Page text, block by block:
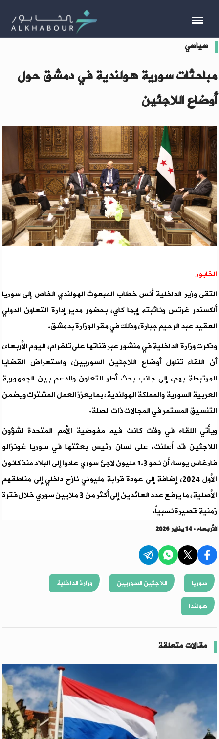
سياسي
مباحثات سورية هولندية في دمشق حول
أوضاع اللاجئين
الخابور
التقى وزير الداخلية أنس خطاب المبعوث الهولندي الخاص إلى سوريا
ألكسندر غرتس ونائبته إيما كاي، بحضور مدير إدارة التعاون الدولي
العقيد عبد الرحيم جبارة، وذلك في مقر الوزارة بدمشق.
وذكرت وزارة الداخلية في منشور عبر قناتها على تلغرام، اليوم الأربعاء،
أن اللقاء تناول أوضاع اللاجئين السوريين، واستعراض القضايا
المرتبطة بهم، إلى جانب بحث أطر التعاون والدعم بين الجمهورية
العربية السورية والمملكة الهولندية، بما يعزز العمل المشترك ويضمن
التنسيق المستمر في المجالات ذات الصلة.
ويأتي اللقاء في وقت كانت فيه مفوضية الأمم المتحدة لشؤون
اللاجئين قد أعلنت، على لسان رئيس بعثتها في سوريا غونزالو
فارغاس يوسا، أن نحو 1.3 مليون لاجئ سوري عادوا إلى البلاد منذ كانون
الأول 2024، إضافة إلى عودة قرابة مليوني نازح داخلي إلى مناطقهم
الأصلية، ما يرفع عدد العائدين إلى أكثر من 3 ملايين سوري خلال فترة
زمنية قصيرة نسبياً.
الأربعاء : 14 يناير 2026
سوريا اللاجئين السوريين
وزارة الداخلية
هولندا
مقالات متعلقة